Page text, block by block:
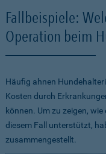
Fallbeispiele:
Operation beim
Häufig ahnen
Kosten durch
können. Um zu zeigen,
diesem Fall unterstützt,
zusammengestellt.